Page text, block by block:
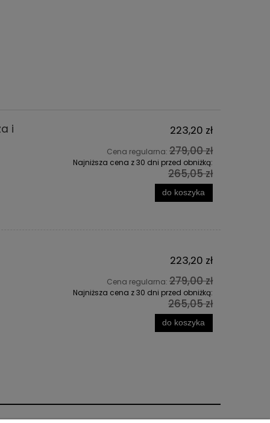
i 223,20 zł
Cena regularna: 279,00 zł
Najniższa cena z 30 dni przed obniżką:
265,05 zł
do koszyka
223,20 zł
Cena regularna: 279,00 zł
Najniższa cena z 30 dni przed obniżką:
265,05 zł
do koszyka